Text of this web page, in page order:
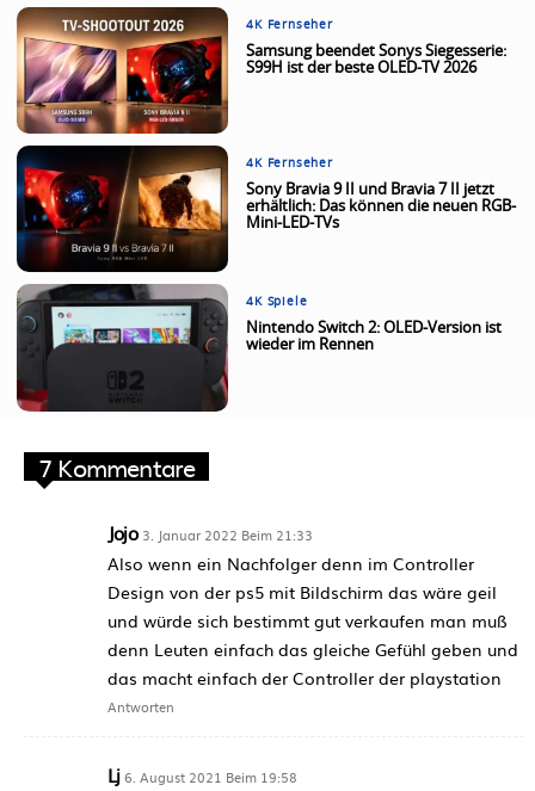
4K Fernseher
Samsung beendet Sonys Siegesserie:
S99H ist der beste OLED-TV 2026
4K Fernseher
Sony Bravia 9 II und Bravia 7 II jetzt
erhältlich: Das können die neuen RGB-
Mini-LED-TVs
4K Spiele
Nintendo Switch 2: OLED-Version ist
wieder im Rennen
7 Kommentare
Jojo 3. Januar 2022 Beim 21:33
Also wenn ein Nachfolger denn im Controller
Design von der ps5 mit Bildschirm das wäre geil
und würde sich bestimmt gut verkaufen man muß
denn Leuten einfach das gleiche Gefühl geben und
das macht einfach der Controller der playstation
Antworten
Lj 6. August 2021 Beim 19:58